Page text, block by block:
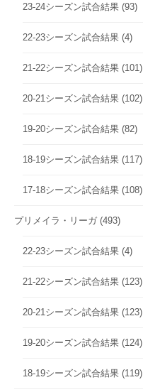
23-24シーズン試合結果 (93)
22-23シーズン試合結果 (4)
21-22シーズン試合結果 (101)
20-21シーズン試合結果 (102)
19-20シーズン試合結果 (82)
18-19シーズン試合結果 (117)
17-18シーズン試合結果 (108)
プリメイラ・リーガ (493)
22-23シーズン試合結果 (4)
21-22シーズン試合結果 (123)
20-21シーズン試合結果 (123)
19-20シーズン試合結果 (124)
18-19シーズン試合結果 (119)